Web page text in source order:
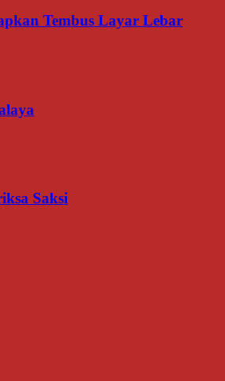
Tembus Layar Lebar
Saksi